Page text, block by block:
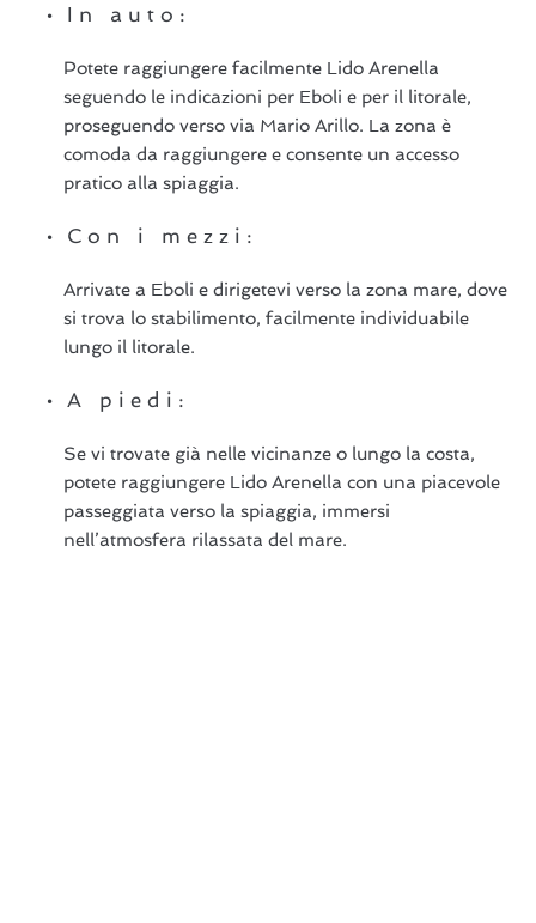
In auto:
Potete raggiungere facilmente Lido Arenella
seguendo le indicazioni per Eboli e per il litorale,
proseguendo verso via Mario Arillo. La zona è
comoda da raggiungere e consente un accesso
pratico alla spiaggia.
Con i mezzi:
Arrivate a Eboli e dirigetevi verso la zona mare, dove
si trova lo stabilimento, facilmente individuabile
lungo il litorale.
A piedi:
Se vi trovate già nelle vicinanze o lungo la costa,
potete raggiungere Lido Arenella con una piacevole
passeggiata verso la spiaggia, immersi
nell’atmosfera rilassata del mare.